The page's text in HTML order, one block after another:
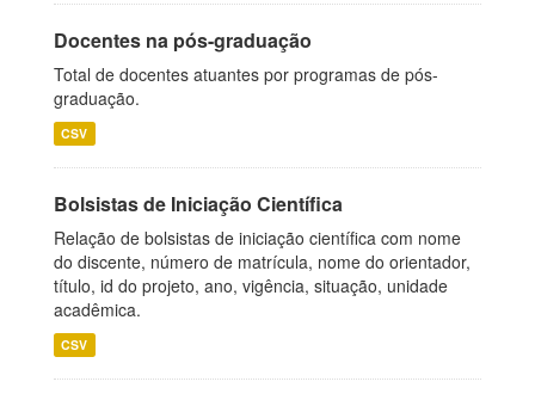
Docentes na pós-graduação
Total de docentes atuantes por programas de pós-
graduação.
CSV
Bolsistas de Iniciação Científica
Relação de bolsistas de iniciação científica com nome
do discente, número de matrícula, nome do orientador,
título, id do projeto, ano, vigência, situação, unidade
acadêmica.
CSV